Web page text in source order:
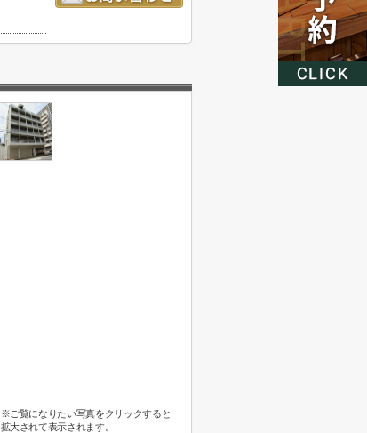
※ご覧になりたい写真をクリックすると
拡大されて表示されます。